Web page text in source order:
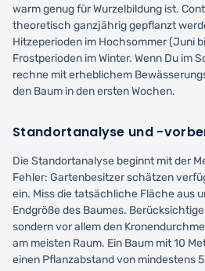
warm genug für Wurzelbildung ist.
theoretisch ganzjährig gepflanzt
Hitzeperioden im Hochsommer (Juni
Frostperioden im Winter. Wenn Du im
rechne mit erheblichem
den Baum in den ersten Wochen.
Standortanalyse und -
Die Standortanalyse beginnt mit der
Fehler: Gartenbesitzer schätzen
ein. Miss die tatsächliche Fläche aus
Endgröße des Baumes.
sondern vor allem den
am meisten Raum. Ein Baum mit 10
einen Pflanzabstand von mindestens